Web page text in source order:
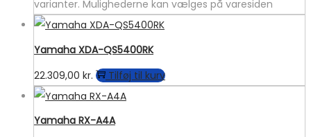
varianter. Mulighederne kan vælges på varesiden
Yamaha XDA-QS5400RK
22.309,00 kr. Tilføj til kurv
Yamaha RX-A4A